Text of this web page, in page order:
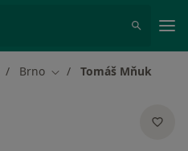
Brno Změna města
Tomáš Mňuk